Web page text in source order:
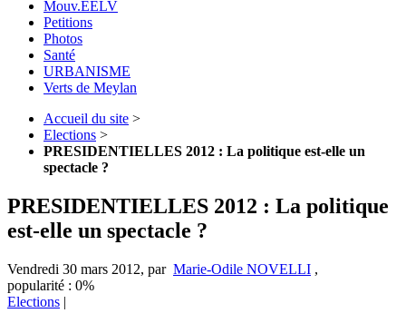
Mouv.EELV
Petitions
Photos
Santé
URBANISME
Verts de Meylan
Accueil du site >
Elections >
PRESIDENTIELLES 2012 : La politique est-elle un
spectacle ?
PRESIDENTIELLES 2012 : La politique
est-elle un spectacle ?
Vendredi 30 mars 2012, par Marie-Odile NOVELLI ,
popularité : 0%
Elections |